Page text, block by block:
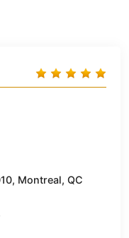
Montreal, QC